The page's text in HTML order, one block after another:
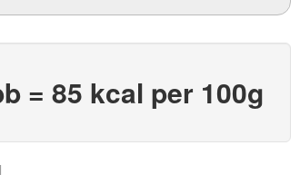
= 85 kcal per 100g